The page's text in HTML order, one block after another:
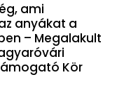
ami
anyákat a
– Megalakult
Kör